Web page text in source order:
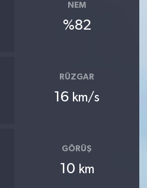
NEM
%82
RÜZGAR
16 km/s
GÖRÜŞ
10 km